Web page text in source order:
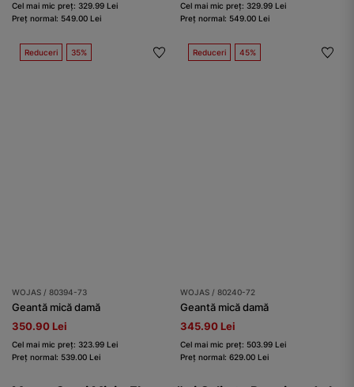
Cel mai mic preț: 329.99 Lei
Preț normal: 549.00 Lei
Cel mai mic preț: 329.99 Lei
Preț normal: 549.00 Lei
Reduceri 35%
WOJAS / 80394-73
Geantă mică damă
350.90 Lei
Cel mai mic preț: 323.99 Lei
Preț normal: 539.00 Lei
Reduceri 45%
WOJAS / 80240-72
Geantă mică damă
345.90 Lei
Cel mai mic preț: 503.99 Lei
Preț normal: 629.00 Lei